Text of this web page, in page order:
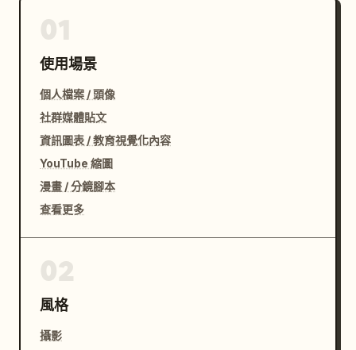
使用場景
個人檔案 / 頭像
社群媒體貼文
資訊圖表 / 教育視覺化內容
YouTube 縮圖
漫畫 / 分鏡腳本
查看更多
風格
攝影